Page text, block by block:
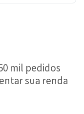
mil pedidos
sua renda